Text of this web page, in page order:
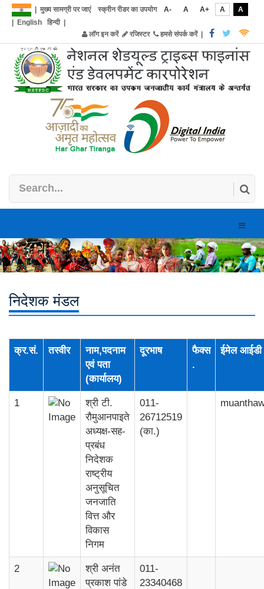
मुख्य सामग्री पर जाएं स्क्रीन रीडर का उपयोग A- A A+ A
A
English हिन्दी|
लॉग इन करें
रजिस्टर हमसे संपर्क करें|
Toggle
निदेशक मंडल
क्र.सं. तस्वीर
नाम,पदनाम
एवं पता
(कार्यालय)
दूरभाष
फैक्स
.
ईमेल आईडी
1
श्री टी.
रौमुआनपाइते
अध्यक्ष-सह-
प्रबंध
निदेशक
राष्ट्रीय
अनुसूचित
जनजाति
वित्त और
विकास
निगम
011-
26712519
(का.)
2
श्री अनंत
प्रकाश पांडे
011-
23340468